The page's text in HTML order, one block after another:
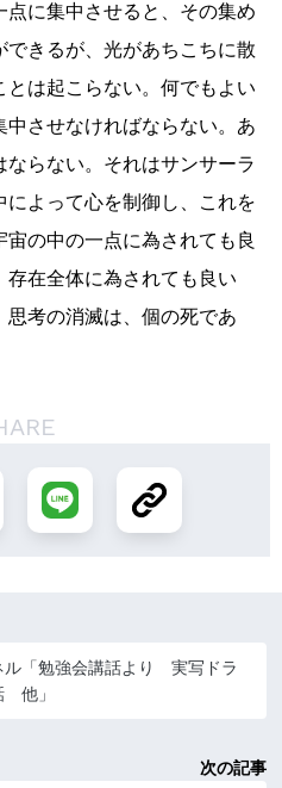
に集中させると、その集め
きるが、光があちこちに散
は起こらない。何でもよい
させなければならない。あ
らない。それはサンサーラ
よって心を制御し、これを
の中の一点に為されても良
在全体に為されても良い
思考の消滅は、個の死であ
ル「勉強会講話より 実写ドラ
他」
次の記事